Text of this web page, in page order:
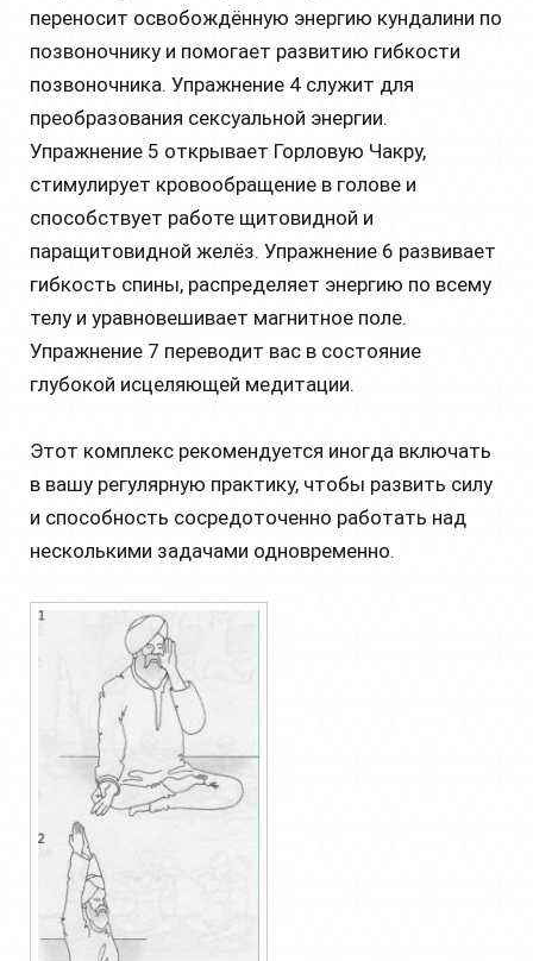
переносит освобождённую энергию кундалини по
позвоночнику и помогает развитию гибкости
позвоночника. Упражнение 4 служит для
преобразования сексуальной энергии.
Упражнение 5 открывает Горловую Чакру,
стимулирует кровообращение в голове и
способствует работе щитовидной и
паращитовидной желёз. Упражнение 6 развивает
гибкость спины, распределяет энергию по всему
телу и уравновешивает магнитное поле.
Упражнение 7 переводит вас в состояние
глубокой исцеляющей медитации.
Этот комплекс рекомендуется иногда включать
в вашу регулярную практику, чтобы развить силу
и способность сосредоточенно работать над
несколькими задачами одновременно.